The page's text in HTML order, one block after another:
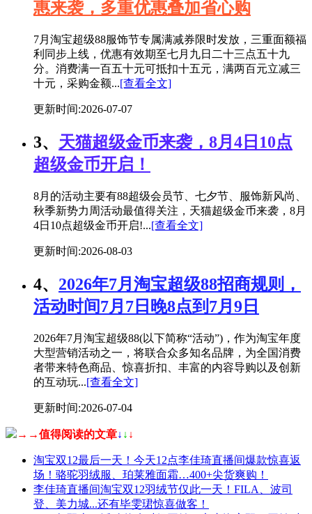
惠来袭，多重优惠叠加省心购
7月淘宝超级88服饰节专属满减券限时发放，三重面额福
利同步上线，优惠有效期至七月九日二十三点五十九
分。消费满一百五十元可抵扣十五元，满两百元立减三
十元，采购金额...[查看全文]
更新时间:2026-07-07
3、 天猫超级金币来袭，8月4日10点
超级金币开启！
8月的活动主要有88超级会员节、七夕节、服饰新风尚、
秋季新势力周活动最值得关注，天猫超级金币来袭，8月
4日10点超级金币开启!...[查看全文]
更新时间:2026-08-03
4、 2026年7月淘宝超级88招商规则，
活动时间7月7日晚8点到7月9日
2026年7月淘宝超级88(以下简称“活动”)，作为淘宝年度
大型营销活动之一，将联合众多知名品牌，为全国消费
者带来特色商品、惊喜折扣、丰富的内容导购以及创新
的互动玩...[查看全文]
更新时间:2026-07-04
→→值得阅读的文章↓ ↓ ↓
淘宝双12最后一天！今天12点李佳琦直播间爆款惊喜返
场！骆驼羽绒服、珀莱雅面霜…400+尖货爽购！
李佳琦直播间淘宝双12羽绒节仅此一天！FILA、波司
登、美力城...还有毕雯珺惊喜做客！